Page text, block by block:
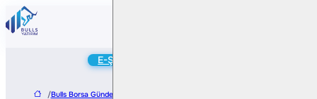
E-Şube
/Bulls Borsa Gündem